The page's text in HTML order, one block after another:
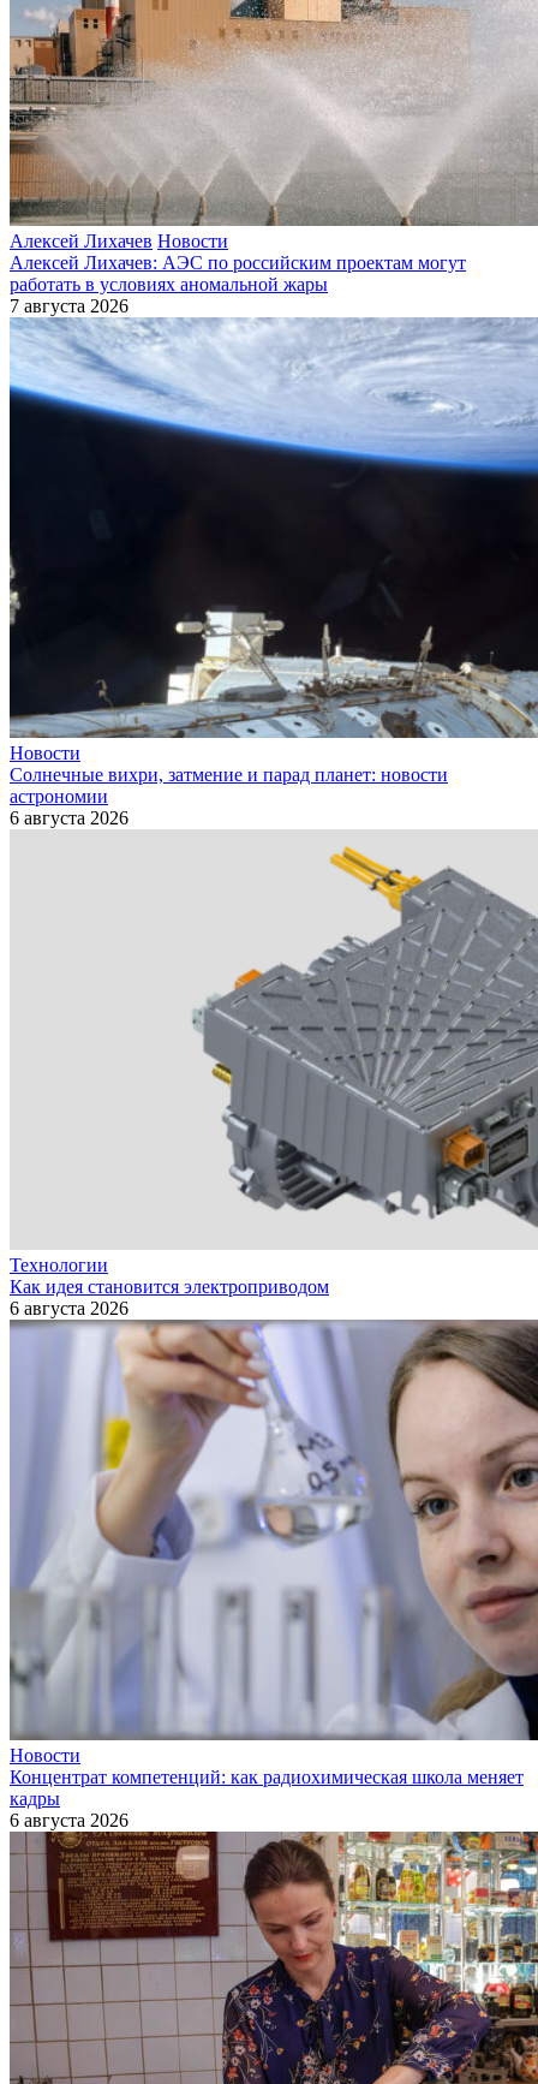
Алексей Лихачев Новости
Алексей Лихачев: АЭС по российским проектам могут
работать в условиях аномальной жары
7 августа 2026
Новости
Солнечные вихри, затмение и парад планет: новости
астрономии
6 августа 2026
Технологии
Как идея становится электроприводом
6 августа 2026
Новости
Концентрат компетенций: как радиохимическая школа меняет
кадры
6 августа 2026